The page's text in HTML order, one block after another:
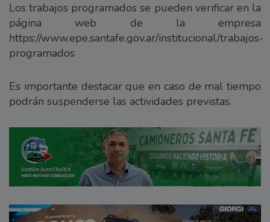
Los trabajos programados se pueden verificar en la
página web de la empresa
https://www.epe.santafe.gov.ar/institucional/trabajos-
programados
Es importante destacar que en caso de mal tiempo
podrán suspenderse las actividades previstas.